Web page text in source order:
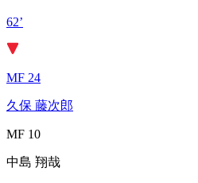
62’
MF 24
久保 藤次郎
MF 10
中島 翔哉